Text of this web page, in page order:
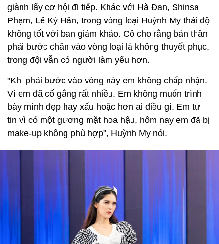
giành lấy cơ hội đi tiếp. Khác với Hà Đan, Shinsa
Phạm, Lê Kỳ Hân, trong vòng loại Huỳnh My thái độ
không tốt với ban giám khảo. Cô cho rằng bản thân
phải bước chân vào vòng loại là không thuyết phục,
trong đội vẫn có người làm yếu hơn.
"Khi phải bước vào vòng này em không chấp nhận.
Vì em đã cố gắng rất nhiều. Em không muốn trình
bày mình đẹp hay xấu hoặc hơn ai điều gì. Em tự
tin vì có một gương mặt hoa hậu, hôm nay em đã bị
make-up không phù hợp", Huỳnh My nói.